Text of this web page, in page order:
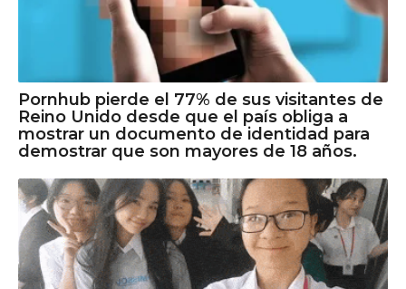
Pornhub pierde el 77% de sus visitantes de
Reino Unido desde que el país obliga a
mostrar un documento de identidad para
demostrar que son mayores de 18 años.